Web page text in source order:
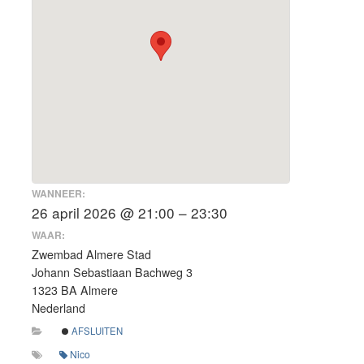
WANNEER:
26 april 2026 @ 21:00 – 23:30
WAAR:
Zwembad Almere Stad
Johann Sebastiaan Bachweg 3
1323 BA Almere
Nederland
AFSLUITEN
Nico